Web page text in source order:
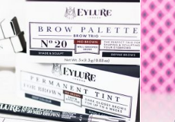
MAKE-UP ///
POUR
SOURCILS
EYLURE